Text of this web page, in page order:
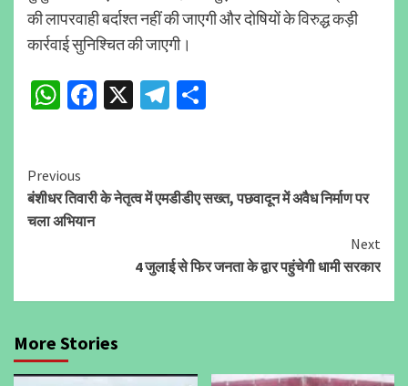
की लापरवाही बर्दाश्त नहीं की जाएगी और दोषियों के विरुद्ध कड़ी
कार्रवाई सुनिश्चित की जाएगी।
WhatsApp
Facebook
X Telegram
Continue
Reading
Previous
बंशीधर तिवारी के नेतृत्व में एमडीडीए सख्त, पछवादून में अवैध निर्माण पर
चला अभियान
Next
4 जुलाई से फिर जनता के द्वार पहुंचेगी धामी सरकार
More Stories